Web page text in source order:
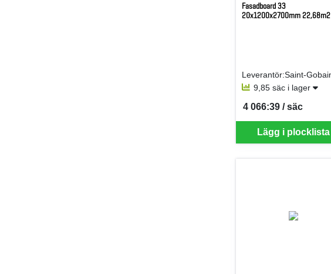
Fasadboard 33
20x1200x2700mm 22,68m2
9,85 säc i lager
Lägg i plocklista
4 066:39 / säc
SEK per SÄC